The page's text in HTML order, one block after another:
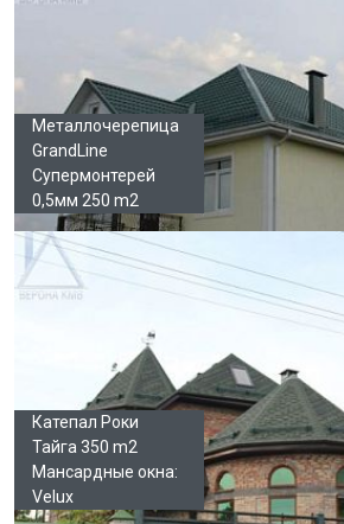
Металлочерепица
GrandLine
Супермонтерей
0,5мм 250 m2
Катепал Роки
Тайга 350 m2
Мансардные окна:
Velux